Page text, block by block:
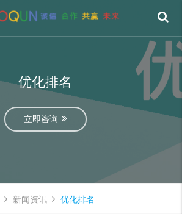
优化排名
立即咨询
新闻资讯 优化排名